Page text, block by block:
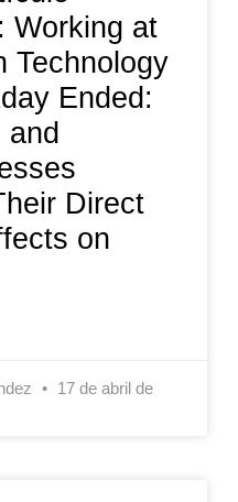
Working at
Technology
Ended:
Direct
on
17 de abril de